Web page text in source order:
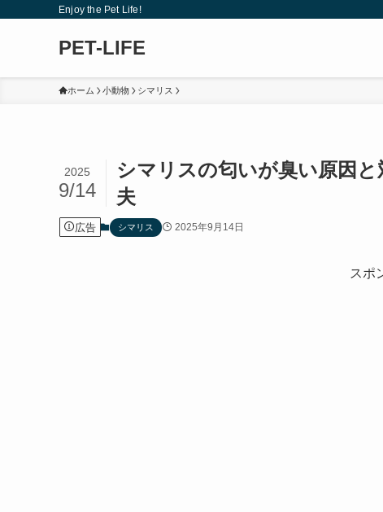
Enjoy the Pet Life!
PET-LIFE
ホーム 小動物 シマリス
シマリスの匂いが臭い原因
夫
2025
9/14
広告 シマリス 2025年9月14日
スポ